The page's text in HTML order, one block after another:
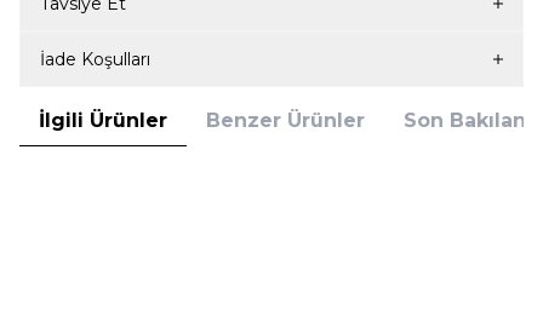
İade Koşulları
İlgili Ürünler Benzer Ürünler Son